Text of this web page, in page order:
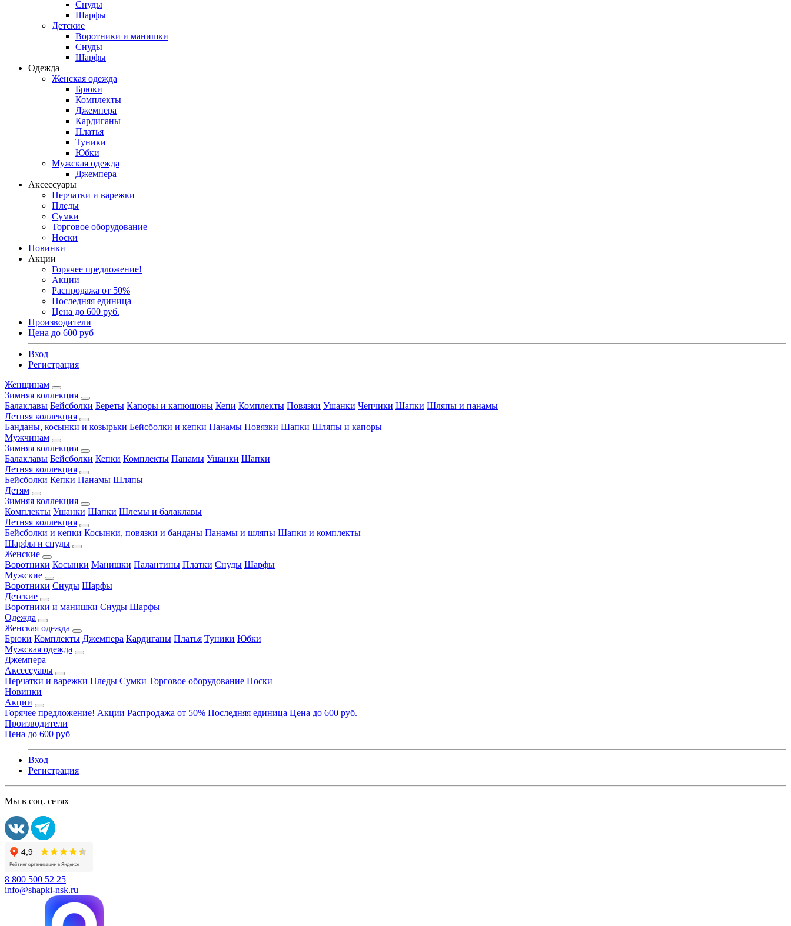
Снуды
Шарфы
Детские
Воротники и манишки
Снуды
Шарфы
Одежда
Женская одежда
Брюки
Комплекты
Джемпера
Кардиганы
Платья
Туники
Юбки
Мужская одежда
Джемпера
Аксессуары
Перчатки и варежки
Пледы
Сумки
Торговое оборудование
Носки
Новинки
Акции
Горячее предложение!
Акции
Распродажа от 50%
Последняя единица
Цена до 600 руб.
Производители
Цена до 600 руб
Вход
Регистрация
Женщинам
Зимняя коллекция
Балаклавы Бейсболки Береты Капоры и капюшоны Кепи Комплекты Повязки Ушанки Чепчики Шапки Шляпы и панамы
Летняя коллекция
Банданы, косынки и козырьки Бейсболки и кепки Панамы Повязки Шапки Шляпы и капоры
Мужчинам
Зимняя коллекция
Балаклавы Бейсболки Кепки Комплекты Панамы Ушанки Шапки
Летняя коллекция
Бейсболки Кепки Панамы Шляпы
Детям
Зимняя коллекция
Комплекты Ушанки Шапки Шлемы и балаклавы
Летняя коллекция
Бейсболки и кепки Косынки, повязки и банданы Панамы и шляпы Шапки и комплекты
Шарфы и снуды
Женские
Воротники Косынки Манишки Палантины Платки Снуды Шарфы
Мужские
Воротники Снуды Шарфы
Детские
Воротники и манишки Снуды Шарфы
Одежда
Женская одежда
Брюки Комплекты Джемпера Кардиганы Платья Туники Юбки
Мужская одежда
Джемпера
Аксессуары
Перчатки и варежки Пледы Сумки Торговое оборудование Носки
Новинки
Акции
Горячее предложение! Акции Распродажа от 50% Последняя единица Цена до 600 руб.
Производители
Цена до 600 руб
Вход
Регистрация
Мы в соц. сетях
8 800 500 52 25
info@shapki-nsk.ru